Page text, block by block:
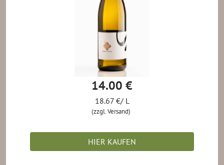
14.00 €
18.67 €/ L
(zzgl. Versand)
HIER KAUFEN